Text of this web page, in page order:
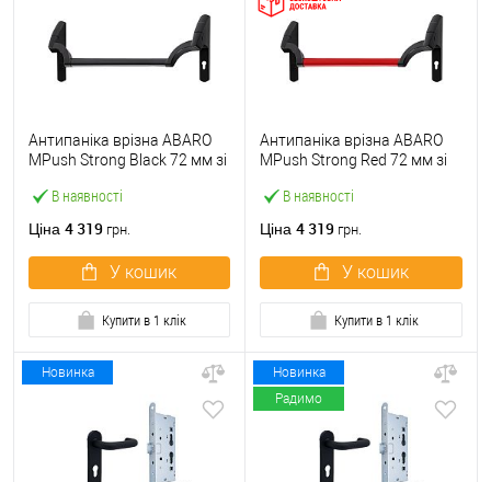
В наявності
Антипаніка врізна ABARO
МPush Strong Black 72 мм зі
Ціна 4 319 грн.
У кошик
Купити в 1 клік
В наявності
Антипаніка врізна ABARO
МPush Strong Red 72 мм зі
Ціна 4 319 грн.
У кошик
Купити в 1 клік
Новинка
Новинка
Радимо